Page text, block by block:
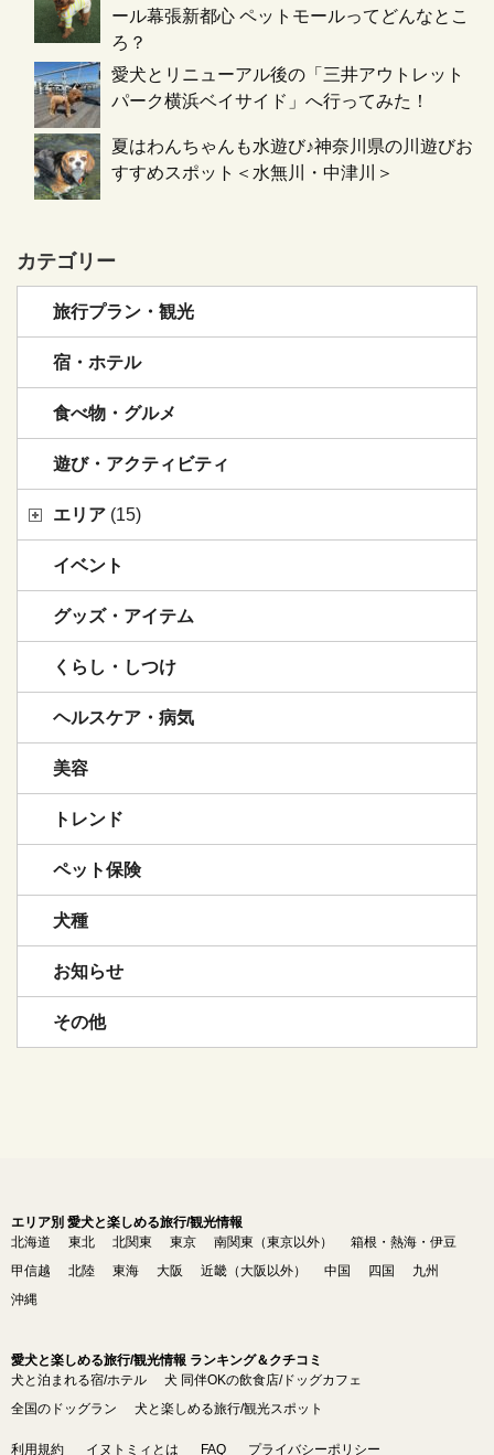
ール幕張新都心 ペットモールってどんなとこ
ろ？
愛犬とリニューアル後の「三井アウトレット
パーク横浜ベイサイド」へ行ってみた！
夏はわんちゃんも水遊び♪神奈川県の川遊びお
すすめスポット＜水無川・中津川＞
カテゴリー
旅行プラン・観光
宿・ホテル
食べ物・グルメ
遊び・アクティビティ
エリア (15)
イベント
グッズ・アイテム
くらし・しつけ
ヘルスケア・病気
美容
トレンド
ペット保険
犬種
お知らせ
その他
エリア別 愛犬と楽しめる旅行/観光情報
北海道
東北 北関東 東京 南関東（東京以外）
箱根・熱海・伊豆
甲信越
北陸 東海 大阪 近畿（大阪以外） 中国 四国
九州
沖縄
愛犬と楽しめる旅行/観光情報 ランキング＆クチコミ
犬と泊まれる宿/ホテル
犬 同伴OKの飲食店/ドッグカフェ
全国のドッグラン
犬と楽しめる旅行/観光スポット
利用規約 イヌトミィとは FAQ プライバシーポリシー